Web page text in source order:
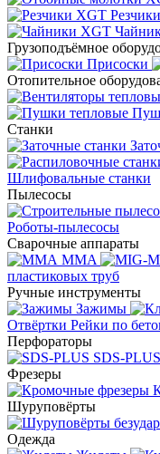
Грузоподъёмное
Присоски
Отопительное
Станки
Шлифовальные станки
Пылесосы
Роботы-пылесосы
Сварочные аппараты
MMA
пластиковых труб
Ручные инструменты
Зажимы
Отвёртки Рейки по
Перфораторы
SDS-PLUS
Фрезеры
Шуруповёрты
Одежда